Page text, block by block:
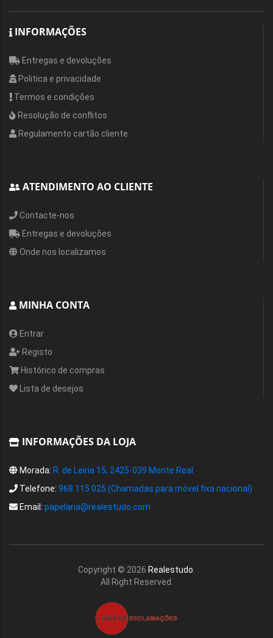
INFORMAÇÕES
Entregas e devoluções
Politica e privacidade
Termos e condições
Resolução de conflitos
Regulamento cartão cliente
ATENDIMENTO AO CLIENTE
Contacte-nos
Entregas e devoluções
Onde nos localizamos
MINHA CONTA
Entrar
Registo
Histórico de compras
Lista de desejos
INFORMAÇÕES DA LOJA
Morada: R. de Leiria 15, 2425-039 Monte Real
Telefone: 968 115 025 (Chamadas para móvel fixa nacional)
Email: papelaria@realestudo.com
Copyright © 2026 Realestudo
All Right Reserved.